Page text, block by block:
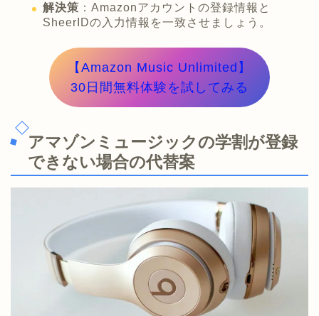
解決策 ：Amazonアカウントの登録情報と
SheerIDの入力情報を一致させましょう。
【Amazon Music Unlimited】
30日間無料体験を試してみる
アマゾンミュージックの学割が登録
できない場合の代替案